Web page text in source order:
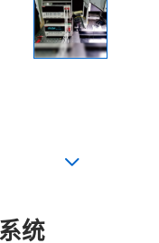
统